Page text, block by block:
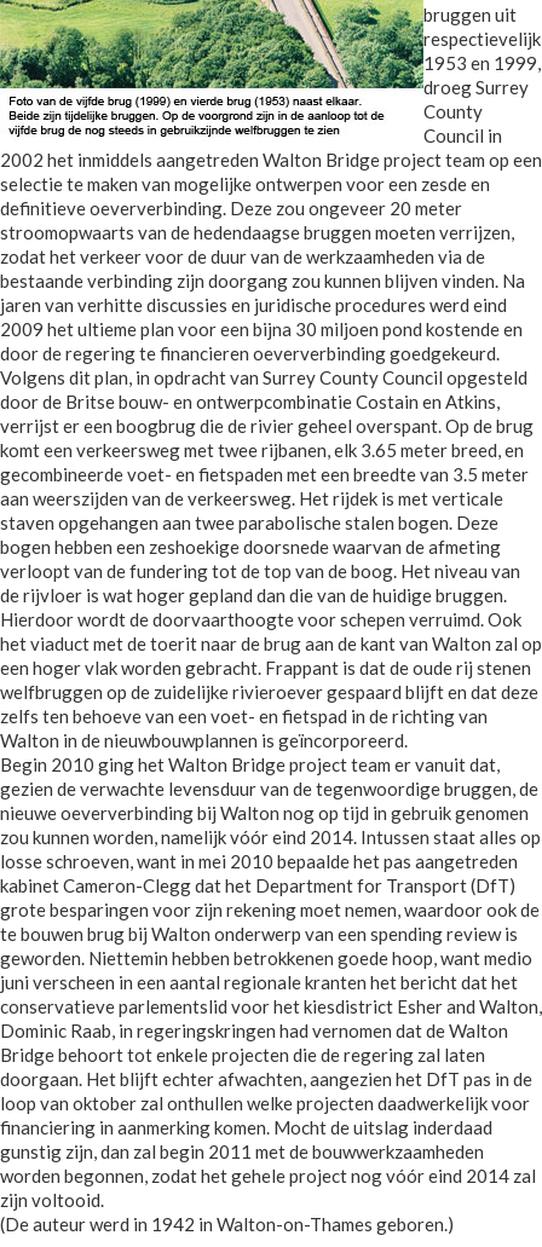
bruggen uit
respectievelijk
1953 en 1999,
droeg Surrey
County
Council in
2002 het inmiddels aangetreden Walton Bridge project team op een
selectie te maken van mogelijke ontwerpen voor een zesde en
definitieve oeververbinding. Deze zou ongeveer 20 meter
stroomopwaarts van de hedendaagse bruggen moeten verrijzen,
zodat het verkeer voor de duur van de werkzaamheden via de
bestaande verbinding zijn doorgang zou kunnen blijven vinden. Na
jaren van verhitte discussies en juridische procedures werd eind
2009 het ultieme plan voor een bijna 30 miljoen pond kostende en
door de regering te financieren oeververbinding goedgekeurd.
Volgens dit plan, in opdracht van Surrey County Council opgesteld
door de Britse bouw- en ontwerpcombinatie Costain en Atkins,
verrijst er een boogbrug die de rivier geheel overspant. Op de brug
komt een verkeersweg met twee rijbanen, elk 3.65 meter breed, en
gecombineerde voet- en fietspaden met een breedte van 3.5 meter
aan weerszijden van de verkeersweg. Het rijdek is met verticale
staven opgehangen aan twee parabolische stalen bogen. Deze
bogen hebben een zeshoekige doorsnede waarvan de afmeting
verloopt van de fundering tot de top van de boog. Het niveau van
de rijvloer is wat hoger gepland dan die van de huidige bruggen.
Hierdoor wordt de doorvaarthoogte voor schepen verruimd. Ook
het viaduct met de toerit naar de brug aan de kant van Walton zal op
een hoger vlak worden gebracht. Frappant is dat de oude rij stenen
welfbruggen op de zuidelijke rivieroever gespaard blijft en dat deze
zelfs ten behoeve van een voet- en fietspad in de richting van
Walton in de nieuwbouwplannen is geïncorporeerd.
Begin 2010 ging het Walton Bridge project team er vanuit dat,
gezien de verwachte levensduur van de tegenwoordige bruggen, de
nieuwe oeververbinding bij Walton nog op tijd in gebruik genomen
zou kunnen worden, namelijk vóór eind 2014. Intussen staat alles op
losse schroeven, want in mei 2010 bepaalde het pas aangetreden
kabinet Cameron-Clegg dat het Department for Transport (DfT)
grote besparingen voor zijn rekening moet nemen, waardoor ook de
te bouwen brug bij Walton onderwerp van een spending review is
geworden. Niettemin hebben betrokkenen goede hoop, want medio
juni verscheen in een aantal regionale kranten het bericht dat het
conservatieve parlementslid voor het kiesdistrict Esher and Walton,
Dominic Raab, in regeringskringen had vernomen dat de Walton
Bridge behoort tot enkele projecten die de regering zal laten
doorgaan. Het blijft echter afwachten, aangezien het DfT pas in de
loop van oktober zal onthullen welke projecten daadwerkelijk voor
financiering in aanmerking komen. Mocht de uitslag inderdaad
gunstig zijn, dan zal begin 2011 met de bouwwerkzaamheden
worden begonnen, zodat het gehele project nog vóór eind 2014 zal
zijn voltooid.
(De auteur werd in 1942 in Walton-on-Thames geboren.)